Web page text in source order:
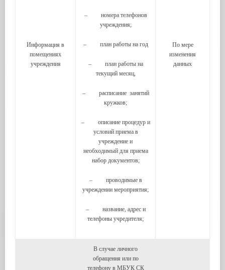
Информация в
помещениях
учреждения
– номера телефонов
учреждения;
– план работы на год
– план работы на
текущий месяц,
– расписание занятий
кружков;
– описание процедур и
условий приема в
учреждение и
необходимый для приема
набор документов;
– проводимые в
учреждении мероприятия;
– название, адрес и
телефоны учредителя;
По мере
изменения
данных
В случае личного
обращения или по
телефону в МБУК СК